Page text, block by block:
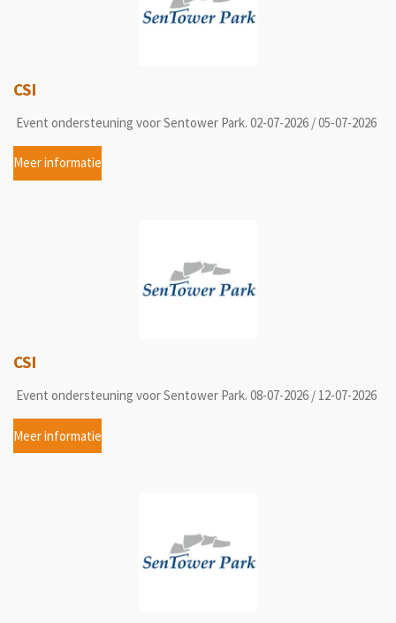
CSI
Event ondersteuning voor Sentower Park. 02-07-2026 / 05-07-2026
Meer informatie
CSI
Event ondersteuning voor Sentower Park. 08-07-2026 / 12-07-2026
Meer informatie